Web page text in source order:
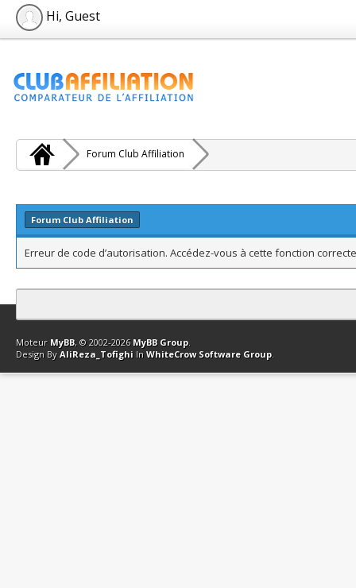
Hi, Guest
Forum Club Affiliation
Forum Club Affiliation
Erreur de code d’autorisation. Accédez-vous à cette fonction
Contact Club Affiliation Retourner en haut Version bas-débit
Moteur MyBB, © 2002-2026 MyBB Group.
Design By AliReza_Tofighi In WhiteCrow Software Group.